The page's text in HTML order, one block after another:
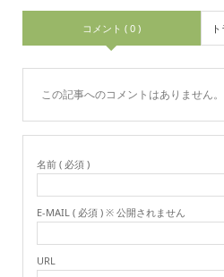
コメント ( 0 )
この記事へのコメントはありません。
名前 ( 必須 )
E-MAIL ( 必須 ) ※ 公開されません
URL